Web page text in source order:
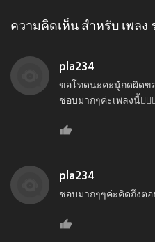
ความคิดเห็น สำหรับ เพลง
pla234
ขอโทดนะคะนู๋กดผิดข
ชอบมากๆค่ะเพลงนี้
pla234
ชอบมากๆๆค่ะคิดถึงต